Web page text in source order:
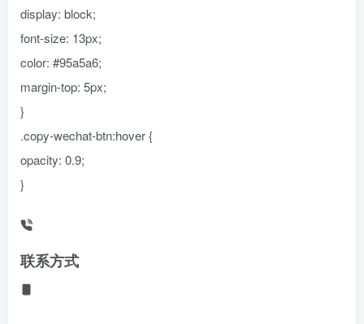
display: block;
font-size: 13px;
color: #95a5a6;
margin-top: 5px;
}
.copy-wechat-btn:hover {
opacity: 0.9;
}
联系方式